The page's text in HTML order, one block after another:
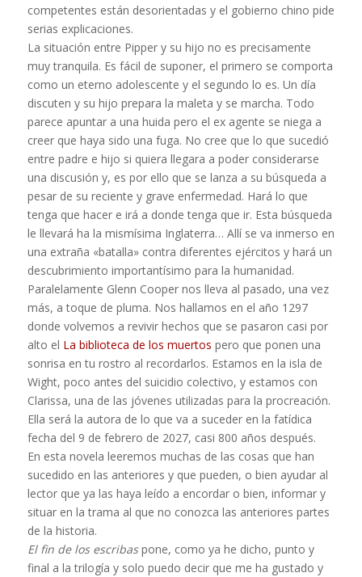
competentes están desorientadas y el gobierno chino pide
serias explicaciones.
La situación entre Pipper y su hijo no es precisamente
muy tranquila. Es fácil de suponer, el primero se comporta
como un eterno adolescente y el segundo lo es. Un día
discuten y su hijo prepara la maleta y se marcha. Todo
parece apuntar a una huida pero el ex agente se niega a
creer que haya sido una fuga. No cree que lo que sucedió
entre padre e hijo si quiera llegara a poder considerarse
una discusión y, es por ello que se lanza a su búsqueda a
pesar de su reciente y grave enfermedad. Hará lo que
tenga que hacer e irá a donde tenga que ir. Esta búsqueda
le llevará ha la mismísima Inglaterra… Allí se va inmerso en
una extraña «batalla» contra diferentes ejércitos y hará un
descubrimiento importantísimo para la humanidad.
Paralelamente Glenn Cooper nos lleva al pasado, una vez
más, a toque de pluma. Nos hallamos en el año 1297
donde volvemos a revivir hechos que se pasaron casi por
alto el La biblioteca de los muertos pero que ponen una
sonrisa en tu rostro al recordarlos. Estamos en la isla de
Wight, poco antes del suicidio colectivo, y estamos con
Clarissa, una de las jóvenes utilizadas para la procreación.
Ella será la autora de lo que va a suceder en la fatídica
fecha del 9 de febrero de 2027, casi 800 años después.
En esta novela leeremos muchas de las cosas que han
sucedido en las anteriores y que pueden, o bien ayudar al
lector que ya las haya leído a encordar o bien, informar y
situar en la trama al que no conozca las anteriores partes
de la historia.
El fin de los escribaspone, como ya he dicho, punto y
final a la trilogía y solo puedo decir que me ha gustado y